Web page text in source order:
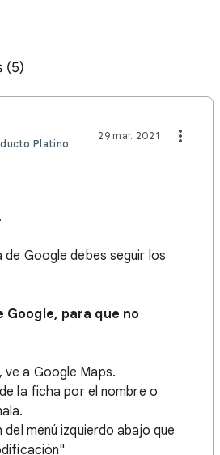
(5)
Platino
29 mar. 2021
Google debes seguir los
Google, para que no
a Google Maps.
la ficha por el nombre o
menú izquierdo abajo que